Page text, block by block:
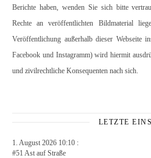
Berichte haben, wenden Sie sich bitte
Rechte an veröffentlichten Bildmaterial
Veröffentlichung außerhalb dieser Webseite
Facebook und Instagramm) wird hiermit
und zivilrechtliche Konsequenten nach sich.
LETZTE
1. August 2026 10:10 :
#51 Ast auf Straße